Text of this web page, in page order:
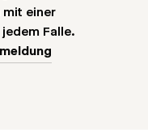
mit einer
Falle.